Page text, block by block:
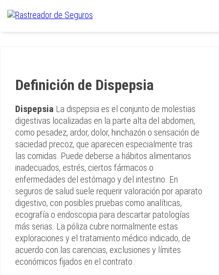
Definición de Dispepsia
Dispepsia La dispepsia es el conjunto de molestias
digestivas localizadas en la parte alta del abdomen,
como pesadez, ardor, dolor, hinchazón o sensación de
saciedad precoz, que aparecen especialmente tras
las comidas. Puede deberse a hábitos alimentarios
inadecuados, estrés, ciertos fármacos o
enfermedades del estómago y del intestino. En
seguros de salud suele requerir valoración por aparato
digestivo, con posibles pruebas como analíticas,
ecografía o endoscopia para descartar patologías
más serias. La póliza cubre normalmente estas
exploraciones y el tratamiento médico indicado, de
acuerdo con las carencias, exclusiones y límites
económicos fijados en el contrato.